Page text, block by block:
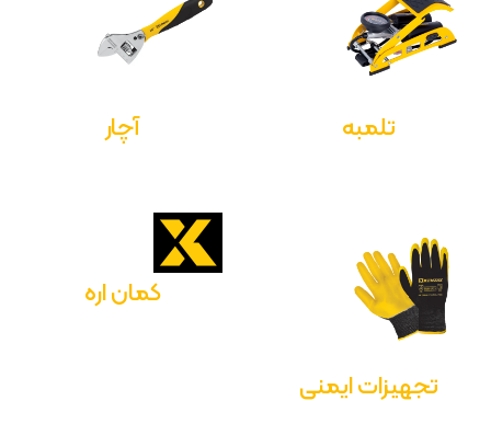
تلمبه آچار
تجهیزات ایمنی
کمان اره